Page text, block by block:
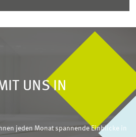
UNS IN
jeden Monat spannende Einblicke in